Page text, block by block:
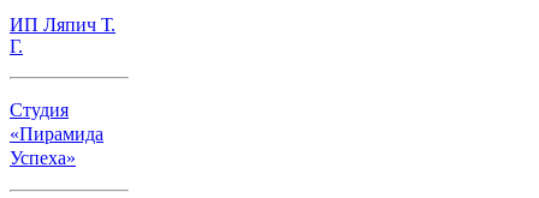
ИП Ляпич Т.
Г.
Студия
«Пирамида
Успеха»